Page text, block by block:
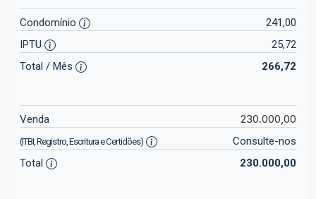
Condomínio
241,00
IPTU
25,72
Total / Mês
266,72
Venda 230.000,00
(ITBI, Registro, Escritura e Certidões)
Consulte-nos
Total
230.000,00